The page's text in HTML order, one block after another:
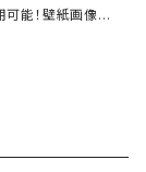
能！壁紙画像素